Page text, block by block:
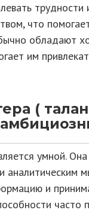
что
обладают
им
(
умной.
аналитическим
и